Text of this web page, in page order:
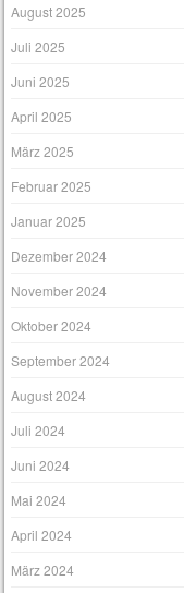
August 2025
Juli 2025
Juni 2025
April 2025
März 2025
Februar 2025
Januar 2025
Dezember 2024
November 2024
Oktober 2024
September 2024
August 2024
Juli 2024
Juni 2024
Mai 2024
April 2024
März 2024